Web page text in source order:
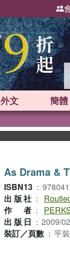
外文 簡體
As Drama &
ISBN13 ：
出版社 ：
作者 ：
出版日 ： 2009/
裝訂／頁數 ： 平